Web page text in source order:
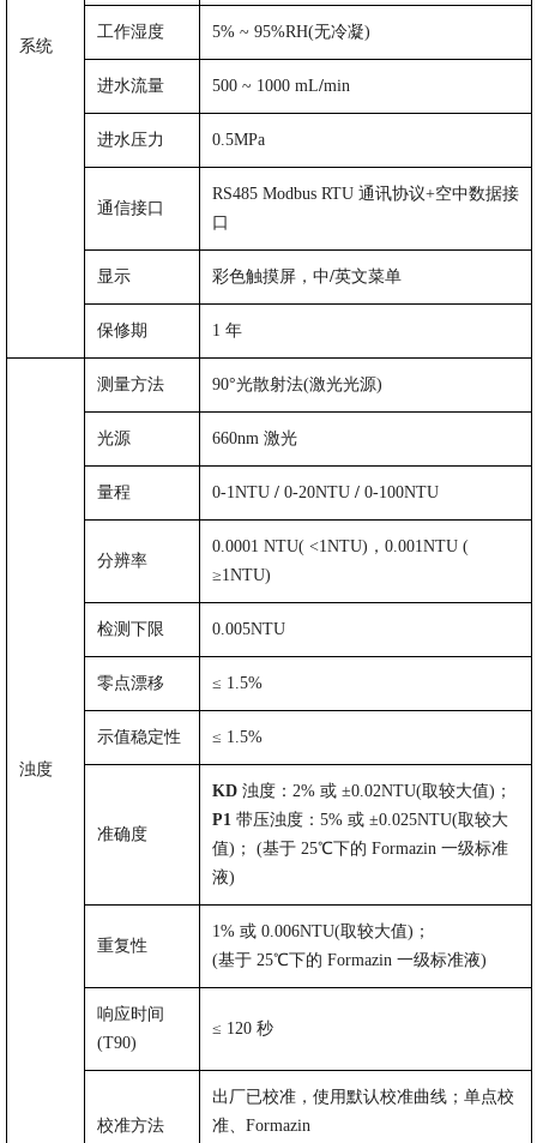
系统
工作湿度 5% ~ 95%RH(无冷凝)
进水流量 500 ~ 1000 mL/min
进水压力 0.5MPa
通信接口
RS485 Modbus RTU 通讯协议+空中数据接
口
显示 彩色触摸屏，中/英文菜单
保修期 1 年
浊度
测量方法 90°光散射法(激光光源)
光源 660nm 激光
量程 0-1NTU / 0-20NTU / 0-100NTU
分辨率
0.0001 NTU( <1NTU) ， 0.001NTU (
≥1NTU)
检测下限 0.005NTU
零点漂移 ≤ 1.5%
示值稳定性 ≤ 1.5%
准确度
KD 浊度： 2% 或 ±0.02NTU(取较大值) ；
P1 带压浊度： 5% 或 ±0.025NTU(取较大
值) ； (基于 25℃下的 Formazin 一级标准
液)
重复性
1% 或 0.006NTU(取较大值) ；
(基于 25℃下的 Formazin 一级标准液)
响应时间
(T90)
≤ 120 秒
校准方法
出厂已校准，使用默认校准曲线；单点校
准、 Formazin